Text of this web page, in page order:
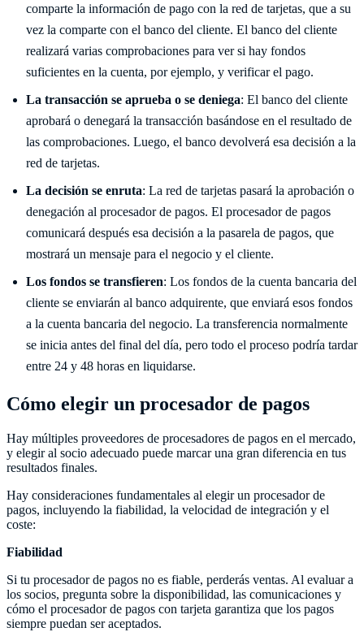
comparte la información de pago con la red de tarjetas, que a su
vez la comparte con el banco del cliente. El banco del cliente
realizará varias comprobaciones para ver si hay fondos
suficientes en la cuenta, por ejemplo, y verificar el pago.
La transacción se aprueba o se deniega: El banco del cliente
aprobará o denegará la transacción basándose en el resultado de
las comprobaciones. Luego, el banco devolverá esa decisión a la
red de tarjetas.
La decisión se enruta: La red de tarjetas pasará la aprobación o
denegación al procesador de pagos. El procesador de pagos
comunicará después esa decisión a la pasarela de pagos, que
mostrará un mensaje para el negocio y el cliente.
Los fondos se transfieren: Los fondos de la cuenta bancaria del
cliente se enviarán al banco adquirente, que enviará esos fondos
a la cuenta bancaria del negocio. La transferencia normalmente
se inicia antes del final del día, pero todo el proceso podría tardar
entre 24 y 48 horas en liquidarse.
Cómo elegir un procesador de pagos
Hay múltiples proveedores de procesadores de pagos en el mercado,
y elegir al socio adecuado puede marcar una gran diferencia en tus
resultados finales.
Hay consideraciones fundamentales al elegir un procesador de
pagos, incluyendo la fiabilidad, la velocidad de integración y el
coste:
Fiabilidad
Si tu procesador de pagos no es fiable, perderás ventas. Al evaluar a
los socios, pregunta sobre la disponibilidad, las comunicaciones y
cómo el procesador de pagos con tarjeta garantiza que los pagos
siempre puedan ser aceptados.